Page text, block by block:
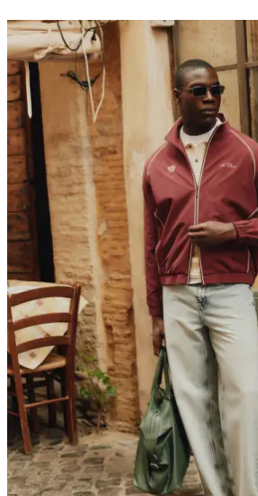
Kolekcje
Les Deux International ClubSummer 2026